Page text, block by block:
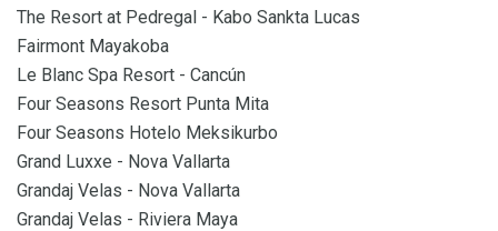
The Resort at Pedregal - Kabo Sankta Lucas
Fairmont Mayakoba
Le Blanc Spa Resort - Cancún
Four Seasons Resort Punta Mita
Four Seasons Hotelo Meksikurbo
Grand Luxxe - Nova Vallarta
Grandaj Velas - Nova Vallarta
Grandaj Velas - Riviera Maya